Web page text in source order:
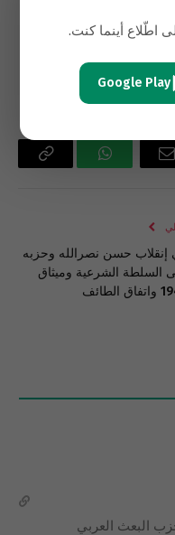
الطلبة الأكراد
البريد
واتساب Copy
إنقلاب حسن نصرالله وحزبه
السلطة الشرعية وميثاق
الطائف
البعث العربي
اطّلاع أينما كنت.
Google Play